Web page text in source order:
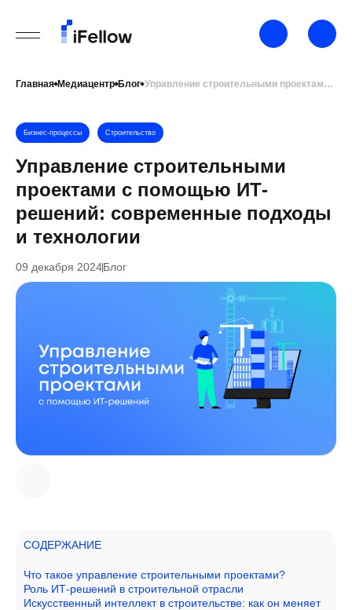
Главная Медиацентр Блог Управление строительными проектами с помощью ИТ-решений: современные подходы и технологии
Управление строительными
проектами с помощью ИТ-
решений: современные подходы
и технологии
Бизнес-процессы Строительство
09 декабря 2024Блог
СОДЕРЖАНИЕ
Что такое управление строительными проектами?
Роль ИТ-решений в строительной отрасли
Искусственный интеллект в строительстве: как он меняет